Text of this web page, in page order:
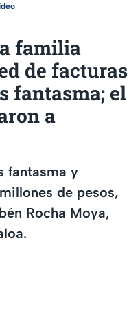
familia
de facturas
fantasma; el
a
fantasma y
de pesos,
Rocha Moya,